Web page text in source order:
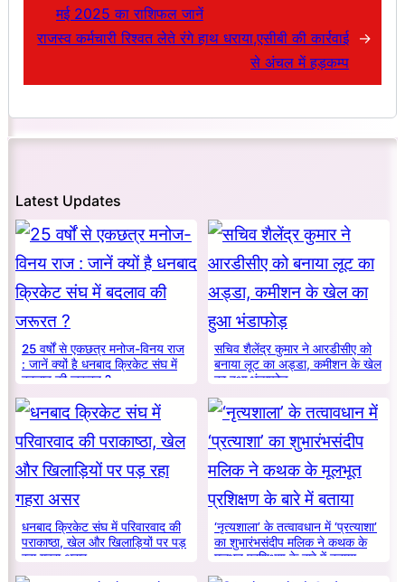
मई 2025 का राशिफल जानें
राजस्व कर्मचारी रिश्वत लेते रंगे हाथ धराया,एसीबी की कार्रवाई
से अंचल में हड़कम्प
→
Latest Updates
25 वर्षों से एकछत्र मनोज-विनय राज
: जानें क्यों है धनबाद क्रिकेट संघ में
बदलाव की जरूरत ?
सचिव शैलेंद्र कुमार ने आरडीसीए को
बनाया लूट का अड्डा, कमीशन के खेल
का हुआ भंडाफोड़
धनबाद क्रिकेट संघ में परिवारवाद की
पराकाष्ठा, खेल और खिलाड़ियों पर पड़
रहा गहरा असर
‘नृत्यशाला’ के तत्वावधान में ‘प्रत्याशा’
का शुभारंभसंदीप मलिक ने कथक के
मूलभूत प्रशिक्षण के बारे में बताया